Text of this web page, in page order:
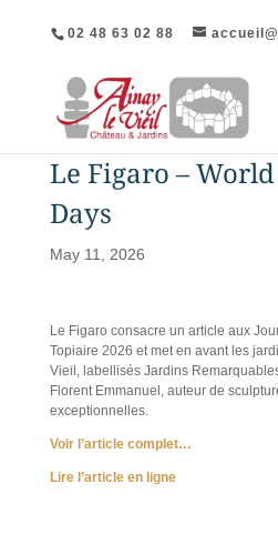
02 48 63 02 88
Le Figaro –
Days
May 11, 2026
Le Figaro consacre un article aux
Topiaire 2026 et met en avant les
Vieil, labellisés Jardins
Florent Emmanuel, auteur de
exceptionnelles.
Voir l’article complet…
Lire l’article en ligne